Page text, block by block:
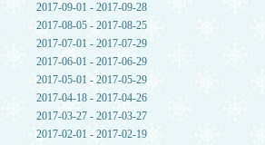
2017-09-01 - 2017-09-28
2017-08-05 - 2017-08-25
2017-07-01 - 2017-07-29
2017-06-01 - 2017-06-29
2017-05-01 - 2017-05-29
2017-04-18 - 2017-04-26
2017-03-27 - 2017-03-27
2017-02-01 - 2017-02-19